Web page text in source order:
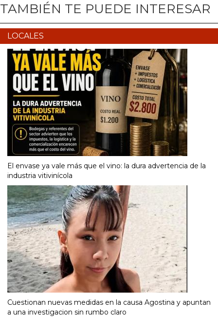
TAMBIÉN TE PUEDE INTERESAR
LOCALES
El envase ya vale más que el vino: la dura advertencia de la
industria vitivinícola
Cuestionan nuevas medidas en la causa Agostina y apuntan
a una investigacion sin rumbo claro